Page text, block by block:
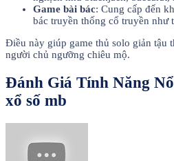
Game bài bác: Cung cấp đến
bác truyền thống cổ truyền như
Điều này giúp game thủ solo giản tậu
người chủ ngưỡng chiêu mộ.
Đánh Giá Tính Năng
xổ số mb